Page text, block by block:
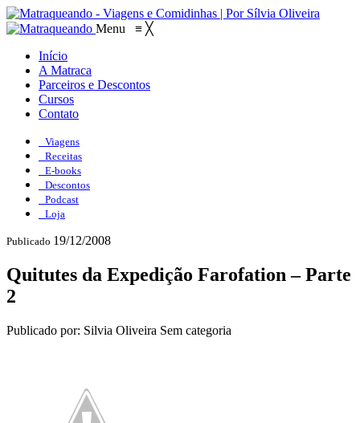
Menu ≡ ╳
Início
A Matraca
Parceiros e Descontos
Cursos
Contato
Viagens
Receitas
E-books
Descontos
Podcast
Loja
Publicado 19/12/2008
Quitutes da Expedição Farofation – Parte
2
Publicado por: Silvia Oliveira Sem categoria